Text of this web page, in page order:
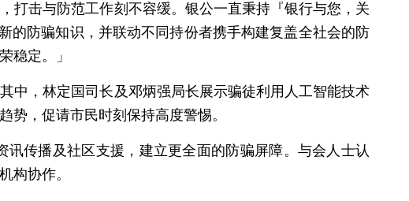
打击与防范工作刻不容缓。银公一直秉持『银行与您，关
的防骗知识，并联动不同持份者携手构建复盖全社会的防
稳定。」
中，林定国司长及邓炳强局长展示骗徒利用人工智能技术
，促请市民时刻保持高度警惕。
传播及社区支援，建立更全面的防骗屏障。与会人士认
构协作。